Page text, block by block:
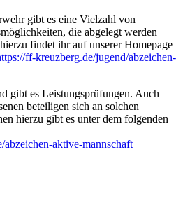
gibt es eine Vielzahl von
die abgelegt werden
findet ihr auf unserer Homepage
ff-kreuzberg.de/jugend/abzeichen-
gibt es Leistungsprüfungen. Auch
beteiligen sich an solchen
hierzu gibt es unter dem folgenden
aktive-mannschaft